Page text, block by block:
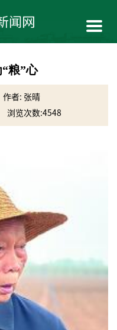
粮”心
作者: 张晴
浏览次数:4548